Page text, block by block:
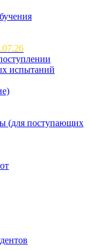
испытаний
(для поступающих